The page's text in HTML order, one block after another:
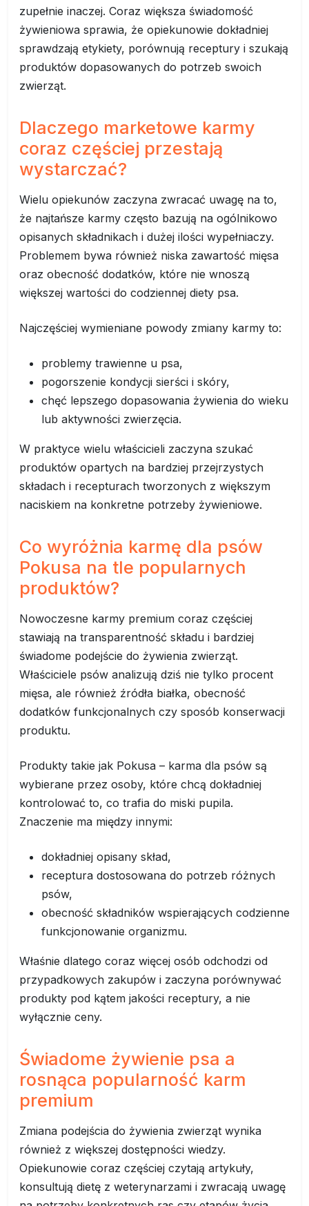
zupełnie inaczej. Coraz większa świadomość
żywieniowa sprawia, że opiekunowie dokładniej
sprawdzają etykiety, porównują receptury i szukają
produktów dopasowanych do potrzeb swoich
zwierząt.
Dlaczego marketowe karmy
coraz częściej przestają
wystarczać?
Wielu opiekunów zaczyna zwracać uwagę na to,
że najtańsze karmy często bazują na ogólnikowo
opisanych składnikach i dużej ilości wypełniaczy.
Problemem bywa również niska zawartość mięsa
oraz obecność dodatków, które nie wnoszą
większej wartości do codziennej diety psa.
Najczęściej wymieniane powody zmiany karmy to:
problemy trawienne u psa,
pogorszenie kondycji sierści i skóry,
chęć lepszego dopasowania żywienia do wieku
lub aktywności zwierzęcia.
W praktyce wielu właścicieli zaczyna szukać
produktów opartych na bardziej przejrzystych
składach i recepturach tworzonych z większym
naciskiem na konkretne potrzeby żywieniowe.
Co wyróżnia karmę dla psów
Pokusa na tle popularnych
produktów?
Nowoczesne karmy premium coraz częściej
stawiają na transparentność składu i bardziej
świadome podejście do żywienia zwierząt.
Właściciele psów analizują dziś nie tylko procent
mięsa, ale również źródła białka, obecność
dodatków funkcjonalnych czy sposób konserwacji
produktu.
Produkty takie jak Pokusa – karma dla psów są
wybierane przez osoby, które chcą dokładniej
kontrolować to, co trafia do miski pupila.
Znaczenie ma między innymi:
dokładniej opisany skład,
receptura dostosowana do potrzeb różnych
psów,
obecność składników wspierających codzienne
funkcjonowanie organizmu.
Właśnie dlatego coraz więcej osób odchodzi od
przypadkowych zakupów i zaczyna porównywać
produkty pod kątem jakości receptury, a nie
wyłącznie ceny.
Świadome żywienie psa a
rosnąca popularność karm
premium
Zmiana podejścia do żywienia zwierząt wynika
również z większej dostępności wiedzy.
Opiekunowie coraz częściej czytają artykuły,
konsultują dietę z weterynarzami i zwracają uwagę